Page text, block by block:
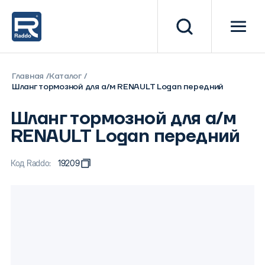
Главная Каталог
Шланг тормозной для а/м RENAULT Logan передний
Шланг тормозной для а/м
RENAULT Logan передний
Код Raddo: 19209